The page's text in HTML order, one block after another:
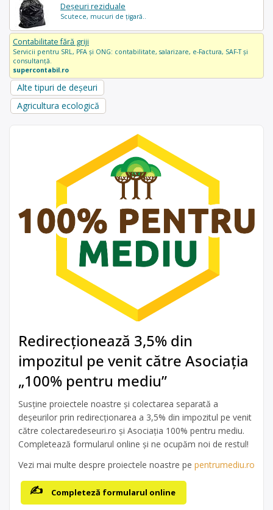
Deșeuri reziduale
Scutece, mucuri de țigară..
Contabilitate fără griji
Servicii pentru SRL, PFA și ONG: contabilitate, salarizare, e-Factura, SAF-T și
consultanță.
supercontabil.ro
Alte tipuri de deșeuri
Agricultura ecologică
Redirecționează 3,5% din
impozitul pe venit către Asociația
„100% pentru mediu”
Susține proiectele noastre și colectarea separată a
deșeurilor prin redirecționarea a 3,5% din impozitul pe venit
către colectaredeseuri.ro și Asociația 100% pentru mediu.
Completează formularul online și ne ocupăm noi de restul!
Vezi mai multe despre proiectele noastre pe pentrumediu.ro
Completeză formularul online